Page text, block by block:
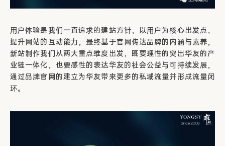
用户体验是我们一直追求的建站方针，以用户为核心出发点，
提升网站的互动能力，最终基于官网传达品牌的内涵与素养，
新站制作我们从两大重点维度出发，既要理性的突出华友的产
业链一体化，也要感性的表达华友的社会公益与可持续发展，
通过品牌官网的建立为华友带来更多的私域流量并形成流量闭
环。